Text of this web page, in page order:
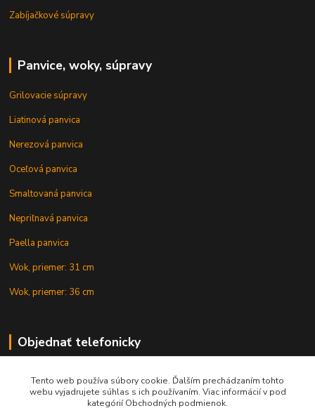
Zabíjačkové súpravy
Panvice, woky, súpravy
Grilovacie súpravy
Liatinová panvica
Nerezová panvica
Oceľová panvica
Smaltovaná panvica
Nepriľnavá panvica
Paella panvica
Wok, priemer: 31 cm
Wok, priemer: 36 cm
Objednať telefonicky
+421 902 212 007
Tento web používa súbory cookie. Ďalším prechádzaním tohto
webu vyjadrujete súhlas s ich používaním. Viac informácií v pod
kategórií Obchodných podmienok.